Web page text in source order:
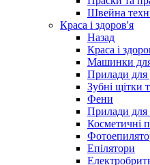
Швейна
Краса і здоров'я
Назад
Краса і
Машинки
Прилади для
Зубні щітки
Фени
Прилади для
Косметичні
Епілятори